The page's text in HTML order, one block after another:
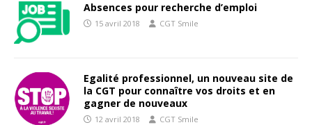
Absences pour recherche d’emploi
15 avril 2018 CGT Smile
Egalité professionnel, un nouveau site de
la CGT pour connaître vos droits et en
gagner de nouveaux
12 avril 2018 CGT Smile